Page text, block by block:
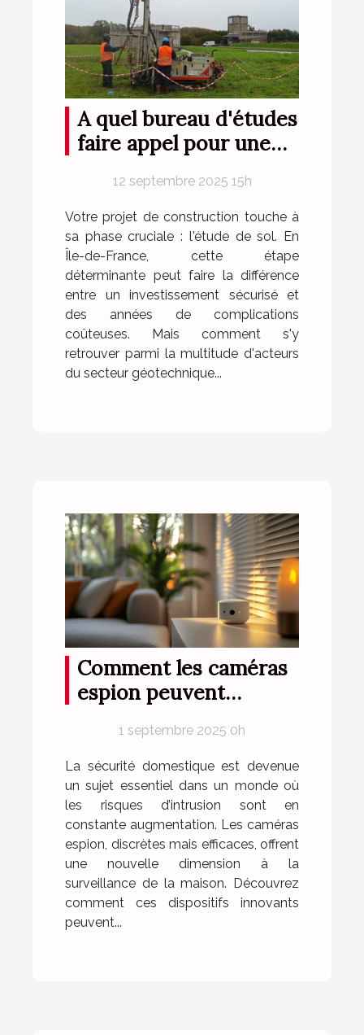
A quel bureau d'études
faire appel pour une
France ?
12 septembre 2025 15h
Votre projet de construction touche à
sa phase cruciale : l'étude de sol. En
Île-de-France, cette étape
déterminante peut faire la différence
entre un investissement sécurisé et
des années de complications
coûteuses. Mais comment s'y
retrouver parmi la multitude d'acteurs
du secteur géotechnique...
Comment les caméras
espion peuvent
domestique ?
1 septembre 2025 0h
La sécurité domestique est devenue
un sujet essentiel dans un monde où
les risques d’intrusion sont en
constante augmentation. Les caméras
espion, discrètes mais efficaces, offrent
une nouvelle dimension à la
surveillance de la maison. Découvrez
comment ces dispositifs innovants
peuvent...